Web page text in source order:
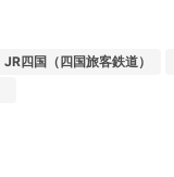
JR四国（四国旅客鉄道）